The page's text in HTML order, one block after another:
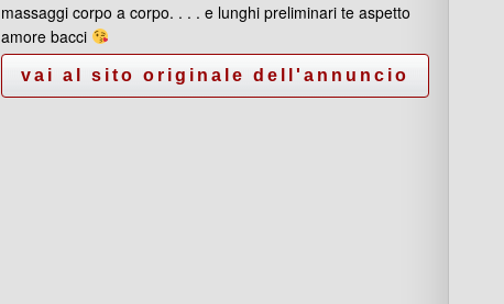
massaggi corpo a corpo. . . . e lunghi preliminari te aspetto
amore bacci